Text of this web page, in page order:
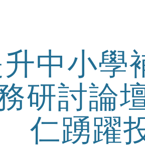
中小學
研討論
仁踴躍